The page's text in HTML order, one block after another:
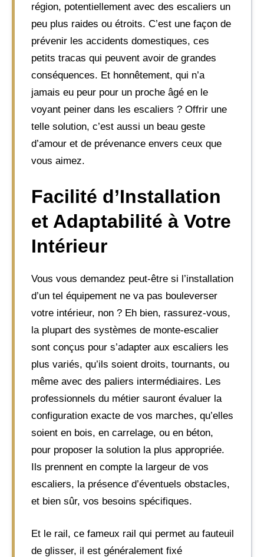
région, potentiellement avec des escaliers un
peu plus raides ou étroits. C’est une façon de
prévenir les accidents domestiques, ces
petits tracas qui peuvent avoir de grandes
conséquences. Et honnêtement, qui n’a
jamais eu peur pour un proche âgé en le
voyant peiner dans les escaliers ? Offrir une
telle solution, c’est aussi un beau geste
d’amour et de prévenance envers ceux que
vous aimez.
Facilité d’Installation
et Adaptabilité à Votre
Intérieur
Vous vous demandez peut-être si l’installation
d’un tel équipement ne va pas bouleverser
votre intérieur, non ? Eh bien, rassurez-vous,
la plupart des systèmes de monte-escalier
sont conçus pour s’adapter aux escaliers les
plus variés, qu’ils soient droits, tournants, ou
même avec des paliers intermédiaires. Les
professionnels du métier sauront évaluer la
configuration exacte de vos marches, qu’elles
soient en bois, en carrelage, ou en béton,
pour proposer la solution la plus appropriée.
Ils prennent en compte la largeur de vos
escaliers, la présence d’éventuels obstacles,
et bien sûr, vos besoins spécifiques.
Et le rail, ce fameux rail qui permet au fauteuil
de glisser, il est généralement fixé